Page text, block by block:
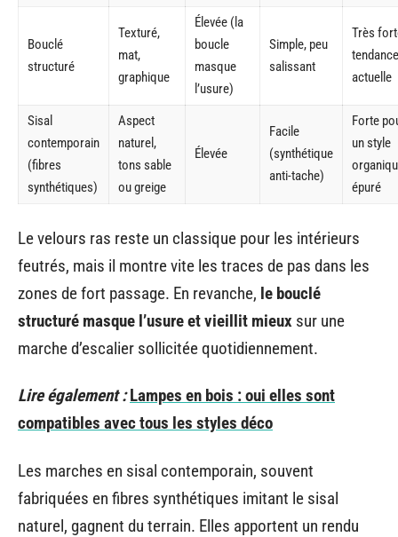
Bouclé
structuré
Texturé,
mat,
graphique
Élevée (la
boucle
masque
l’usure)
Simple, peu
salissant
Très
tendance
actuelle
Sisal
contemporain
(fibres
synthétiques)
Aspect
naturel,
tons sable
ou greige
Élevée
Facile
(synthétique
anti-tache)
Forte
un style
épuré
Le velours ras reste un classique pour les intérieurs
feutrés, mais il montre vite les traces de pas dans les
zones de fort passage. En revanche, le bouclé
structuré masque l’usure et vieillit mieux sur une
marche d’escalier sollicitée quotidiennement.
Lire également : Lampes en bois : oui elles sont
compatibles avec tous les styles déco
Les marches en sisal contemporain, souvent
fabriquées en fibres synthétiques imitant le sisal
naturel, gagnent du terrain. Elles apportent un rendu